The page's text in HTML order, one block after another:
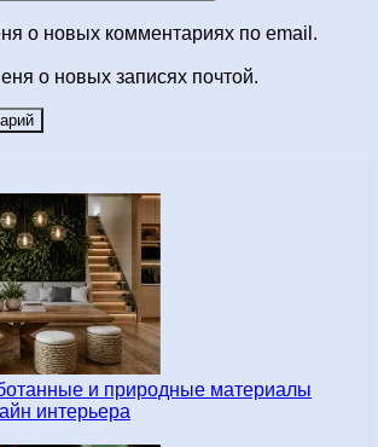
о новых комментариях по email.
о новых записях почтой.
и природные материалы
интерьера